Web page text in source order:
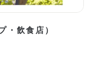
・飲食店）